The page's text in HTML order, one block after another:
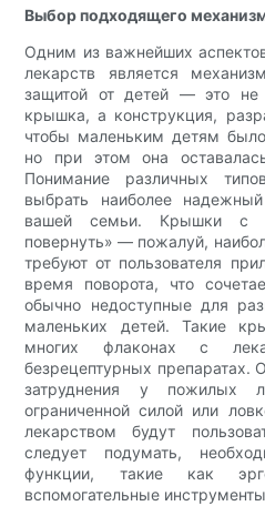
Выбор подходящего
Одним из важнейших
лекарств является
защитой от детей — это не
крышка, а конструкция,
чтобы маленьким детям
но при этом она
Понимание различных
выбрать наиболее
вашей семьи. Крышки с
повернуть» — пожалуй,
требуют от пользователя
время поворота, что
обычно недоступные для
маленьких детей. Такие
многих флаконах с
безрецептурных препаратах.
затруднения у пожилых
ограниченной силой или
лекарством будут
следует подумать,
функции, такие как
вспомогательные